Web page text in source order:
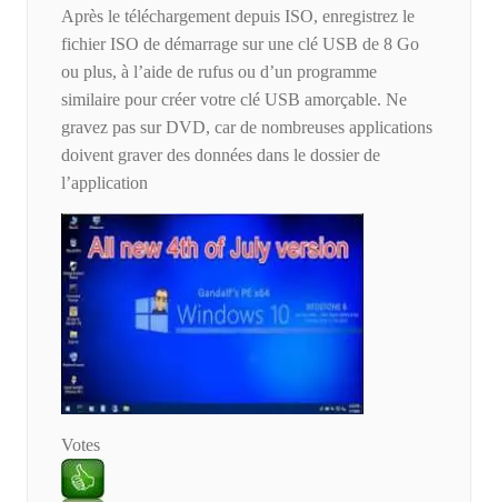
Après le téléchargement depuis ISO, enregistrez le
fichier ISO de démarrage sur une clé USB de 8 Go
ou plus, à l’aide de rufus ou d’un programme
similaire pour créer votre clé USB amorçable. Ne
gravez pas sur DVD, car de nombreuses applications
doivent graver des données dans le dossier de
l’application
Votes